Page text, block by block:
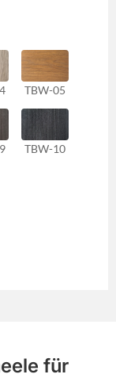
TBW-05
TBW-10
für